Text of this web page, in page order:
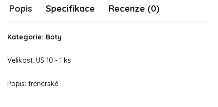
Popis Specifikace Recenze (0)
Kategorie: Boty
Velikost: US 10 - 1 ks
Popis: trenérské